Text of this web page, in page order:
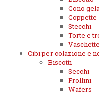
Cono
Coppette
Stecchi
Torte e
Vaschette
Cibi per colazione e
Biscotti
Secchi
Frollini
Wafers